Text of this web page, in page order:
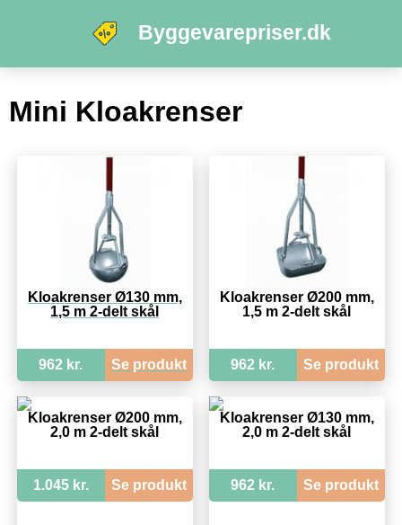
Byggevarepriser.dk
Mini Kloakrenser
Kloakrenser Ø130 mm,
1,5 m 2-delt skål
962 kr. Se produkt
Kloakrenser Ø200 mm,
1,5 m 2-delt skål
962 kr. Se produkt
Kloakrenser Ø200 mm,
2,0 m 2-delt skål
1.045 kr. Se produkt
Kloakrenser Ø130 mm,
2,0 m 2-delt skål
962 kr. Se produkt